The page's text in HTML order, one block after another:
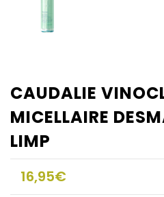
CAUDALIE
MICELLAIRE
LIMP
16,95€